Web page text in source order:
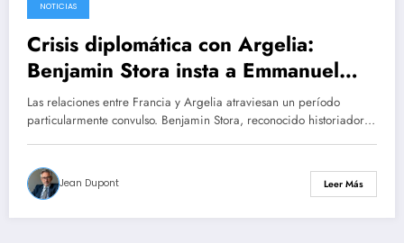
NOTICIAS
Crisis diplomática con Argelia:
Benjamin Stora insta a Emmanuel
Macron a hablar claro y usar las
palabras adecuadas para aliviar las
tensiones.
Las relaciones entre Francia y Argelia atraviesan un período
particularmente convulso. Benjamin Stora, reconocido historiador…
Jean Dupont Leer Más